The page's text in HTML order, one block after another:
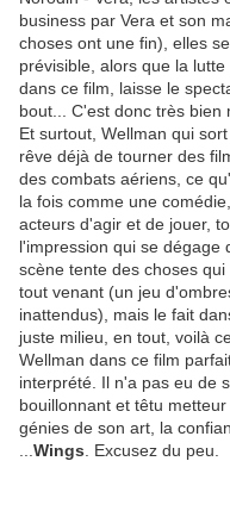
business par Vera et son
choses ont une fin), elles
prévisible, alors que la
dans ce film, laisse le
bout... C'est donc très bien
Et surtout, Wellman qui
rêve déjà de tourner des
des combats aériens, ce
la fois comme une
acteurs d'agir et de jouer,
l'impression qui se dégage
scène tente des choses
tout venant (un jeu
inattendus), mais le fait
juste milieu, en tout, voilà
Wellman dans ce film
interprété. Il n'a pas eu de
bouillonnant et têtu
génies de son art, la
Wings . Excusez du peu.